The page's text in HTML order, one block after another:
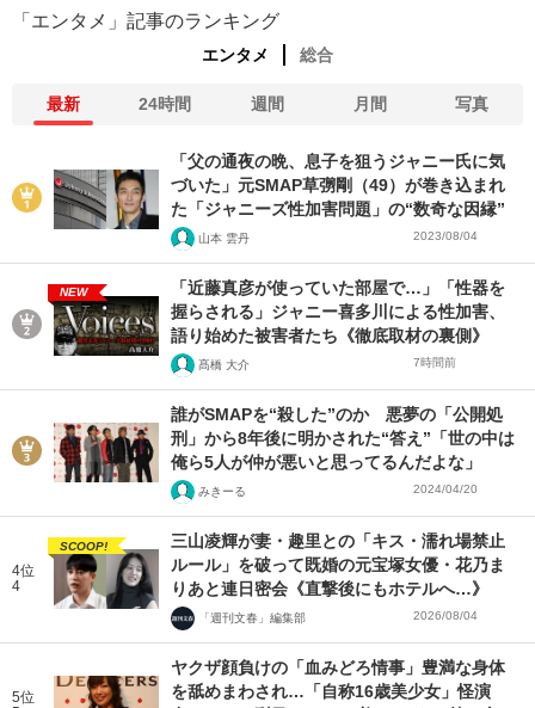
「エンタメ」記事のランキング
エンタメ 総合
最新 24時間 週間 月間 写真
「父の通夜の晩、息子を狙うジャニー氏に気
づいた」元SMAP草彅剛（49）が巻き込まれ
た「ジャニーズ性加害問題」の“数奇な因縁”
山本 雲丹 2023/08/04
NEW
「近藤真彦が使っていた部屋で…」「性器を
握らされる」ジャニー喜多川による性加害、
語り始めた被害者たち《徹底取材の裏側》
髙橋 大介 7時間前
誰がSMAPを“殺した”のか 悪夢の「公開処
刑」から8年後に明かされた“答え”「世の中は
俺ら5人が仲が悪いと思ってるんだよな」
みきーる 2024/04/20
4位
4
SCOOP!
三山凌輝が妻・趣里との「キス・濡れ場禁止
ルール」を破って既婚の元宝塚女優・花乃ま
りあと連日密会《直撃後にもホテルへ…》
「週刊文春」編集部 2026/08/04
5位
ヤクザ顔負けの「血みどろ情事」豊満な身体
を舐めまわされ…「自称16歳美少女」怪演